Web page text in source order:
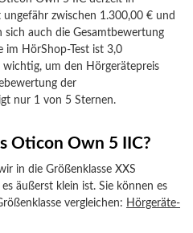
zwischen 1.300,00 € und
sich auch die Gesamtbewertung
im HörShop-Test ist 3,0
um den Hörgerätepreis
der
nur 1 von 5 Sternen.
Oticon Own 5 IIC?
in die Größenklasse XXS
äußerst klein ist. Sie können es
vergleichen: Hörgeräte-